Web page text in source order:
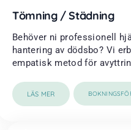
Tömning / Städning
Behöver ni professionell
hantering av dödsbo? Vi
empatisk metod för
LÄS MER